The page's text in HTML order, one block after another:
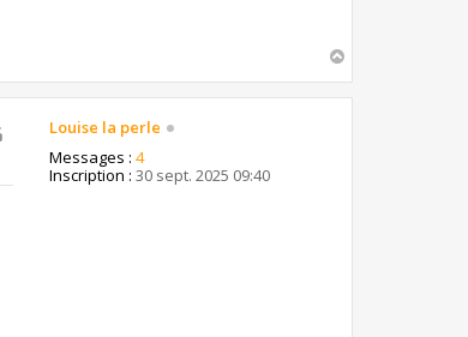
e
a
n
d
e
l
u
Louise la perle
Messages : 4
Inscription : 30 sept. 2025 09:40